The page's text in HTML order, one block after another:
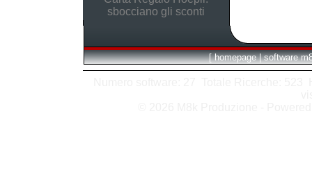
sbocciano gli sconti
[ homepage | software